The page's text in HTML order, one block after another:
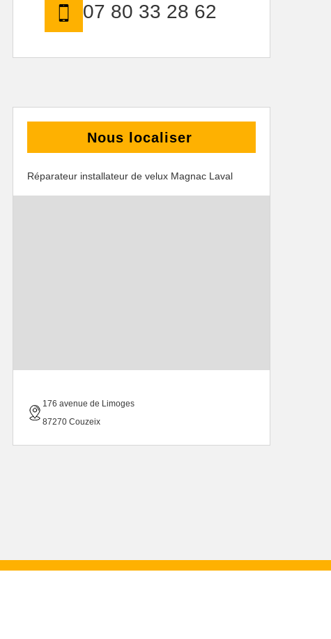
07 80 33 28 62
Nous localiser
Réparateur installateur de velux Magnac Laval
176 avenue de Limoges
87270 Couzeix